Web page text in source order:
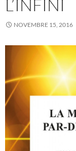
L’INFINI
NOVEMBRE 15, 2016